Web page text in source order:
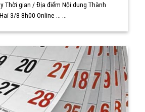
Thời gian / Địa điểm Nội dung Thành
3/8 8h00 Online ... ...